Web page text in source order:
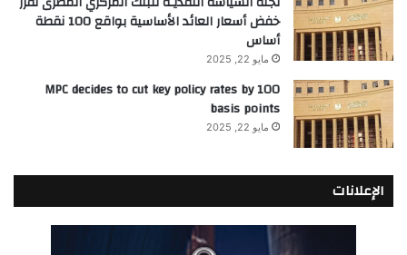
خفض أسعار العائد الأساسية بواقع 100 نقطة
أساس
مايو 22, 2025
MPC decides to cut key policy rates by 100
basis points
مايو 22, 2025
الإعلانات